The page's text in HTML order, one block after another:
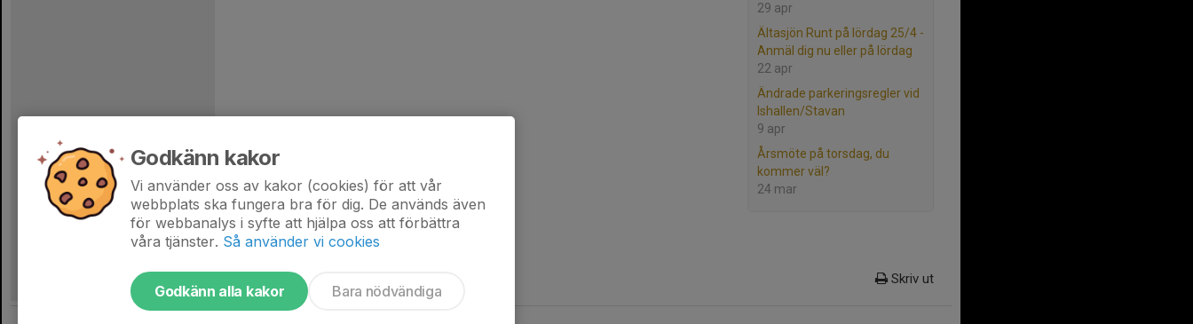
29 apr
Ältasjön Runt på lördag 25/4 -
Anmäl dig nu eller på lördag
22 apr
Ändrade parkeringsregler vid
Ishallen/Stavan
9 apr
Årsmöte på torsdag, du
kommer väl?
24 mar
Skriv ut
Godkänn kakor
Vi använder oss av kakor (cookies) för att vår
webbplats ska fungera bra för dig. De används även
för webbanalys i syfte att hjälpa oss att förbättra
våra tjänster. Så använder vi cookies
Godkänn alla kakor Bara nödvändiga